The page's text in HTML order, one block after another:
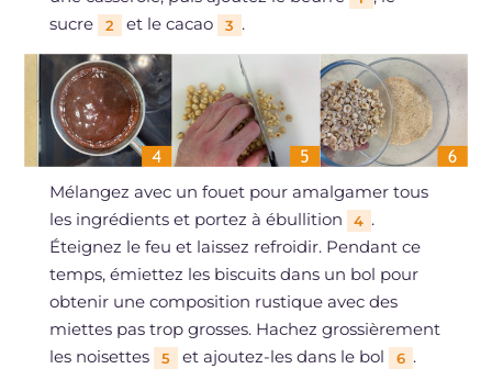
sucre
2 et le cacao 3 .
Mélangez avec un fouet pour amalgamer tous
les ingrédients et portez à ébullition
4 .
Éteignez le feu et laissez refroidir. Pendant ce
temps, émiettez les biscuits dans un bol pour
obtenir une composition rustique avec des
miettes pas trop grosses. Hachez grossièrement
les noisettes
5 et ajoutez-les dans le bol 6 .